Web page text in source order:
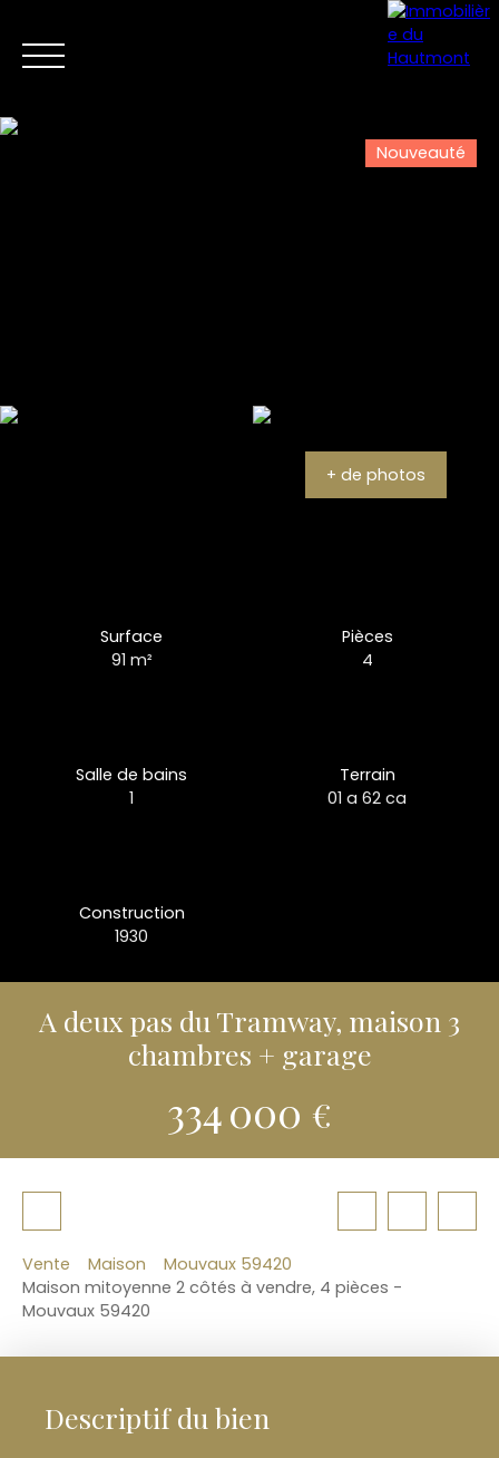
Nouveauté
+ de photos
Surface
91 m²
Pièces
4
Salle de bains
1
Terrain
01 a 62 ca
Construction
1930
A deux pas du Tramway, maison 3
chambres + garage
334 000 €
Vente Maison
Mouvaux 59420
Maison mitoyenne 2 côtés à vendre, 4 pièces -
Mouvaux 59420
Descriptif du bien